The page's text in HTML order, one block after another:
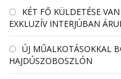
KÉT FŐ KÜLDETÉSE
EXKLUZÍV INTERJÚBAN
ÚJ MŰALKOTÁSOKKAL
HAJDÚSZOBOSZLÓN